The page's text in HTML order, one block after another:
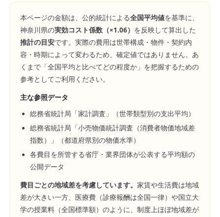
本ページの金額は、公的統計による全国平均値を基準に、
神奈川県の実効コスト係数（×1.06） を反映して算出した
推計の目安です。実際の費用は世帯構成・物件・契約内
容・時期によって変わるため、確定値ではありません。あ
くまで「全国平均と比べてどの程度か」を把握するための
参考としてご利用ください。
主な参照データ
総務省統計局「家計調査」（世帯類型別の支出平均）
総務省統計局「小売物価統計調査（消費者物価地域差
指数）」（都道府県別の物価水準）
各費目を所管する省庁・業界団体が公表する平均額の
公開データ
費目ごとの地域差を考慮しています。 家賃や生活費は地域
差が大きい一方、医療費（診療報酬は全国一律）や国立大
学の授業料（全国標準額）のように、制度上ほぼ地域差が